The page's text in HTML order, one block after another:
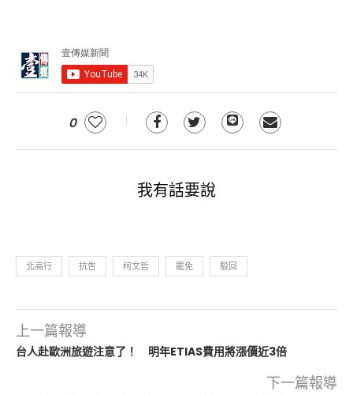
0
我有話要說
北高行 抗告 柯文哲 罷免 駁回
上一篇報導
台人赴歐洲旅遊注意了！ 明年ETIAS費用將漲價近3倍
下一篇報導